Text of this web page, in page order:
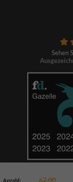
Anzahl: 67,00
Sehen